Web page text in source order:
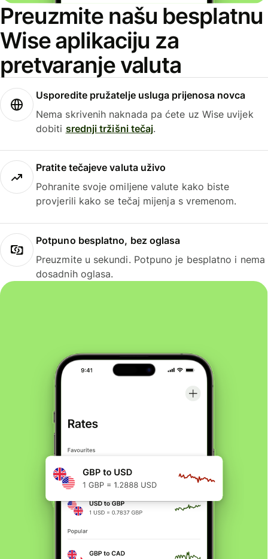
Preuzmite našu besplatnu
Wise aplikaciju za
pretvaranje valuta
Usporedite pružatelje usluga prijenosa novca
Nema skrivenih naknada pa ćete uz Wise uvijek
dobiti srednji tržišni tečaj.
Pratite tečajeve valuta uživo
Pohranite svoje omiljene valute kako biste
provjerili kako se tečaj mijenja s vremenom.
Potpuno besplatno, bez oglasa
Preuzmite u sekundi. Potpuno je besplatno i nema
dosadnih oglasa.